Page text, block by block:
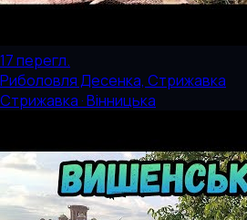
17перегл.
Риболовля Десенка, Стрижавка
Стрижавка · Вінницька